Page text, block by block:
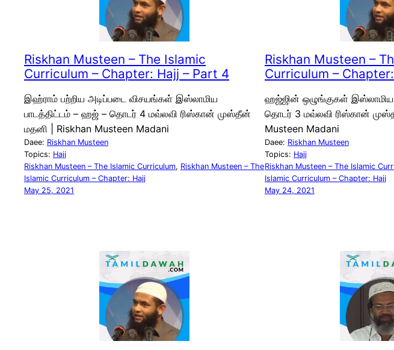
Riskhan Musteen – The Islamic
Curriculum – Chapter: Hajj – Part 4
இஹ்ராம் பற்றிய அடிப்படை விசயங்கள் இஸ்லாமிய
பாடத்திட்டம் – ஹஜ் – தொடர் 4 மவ்லவி ரிஸ்கான் முஸ்தீன்
மதனி | Riskhan Musteen Madani
Daee: Riskhan Musteen
Topics: Hajj
Riskhan Musteen – The Islamic Curriculum, Riskhan Musteen – The
Islamic Curriculum – Chapter: Hajj
May 25, 2021
Riskhan Musteen –
Curriculum –
ஹஜ்ஜின் ஒழுங்குகள் இஸ்லாமிய
தொடர் 3 மவ்லவி ரிஸ்கான்
Musteen Madani
Daee: Riskhan Musteen
Topics: Hajj
Riskhan Musteen – The Islamic
Islamic Curriculum – Chapter: Hajj
May 24, 2021